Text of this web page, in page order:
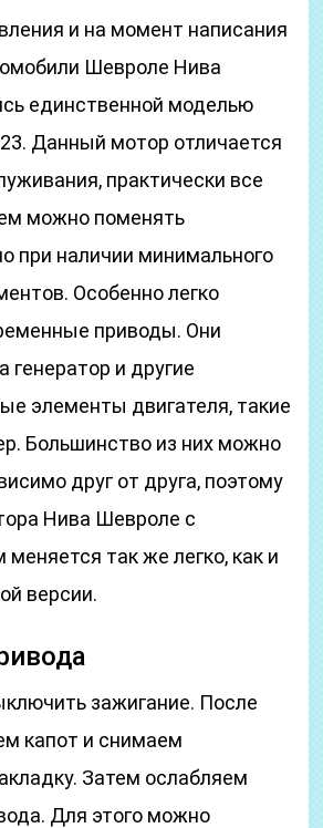
и на момент написания
Шевроле Нива
единственной моделью
Данный мотор отличается
практически все
можно поменять
при наличии минимального
Особенно легко
приводы. Они
генератор и другие
элементы двигателя, такие
Большинство из них можно
друг от друга, поэтому
Нива Шевроле с
так же легко, как и
версии.
зажигание. После
капот и снимаем
Затем ослабляем
Для этого можно